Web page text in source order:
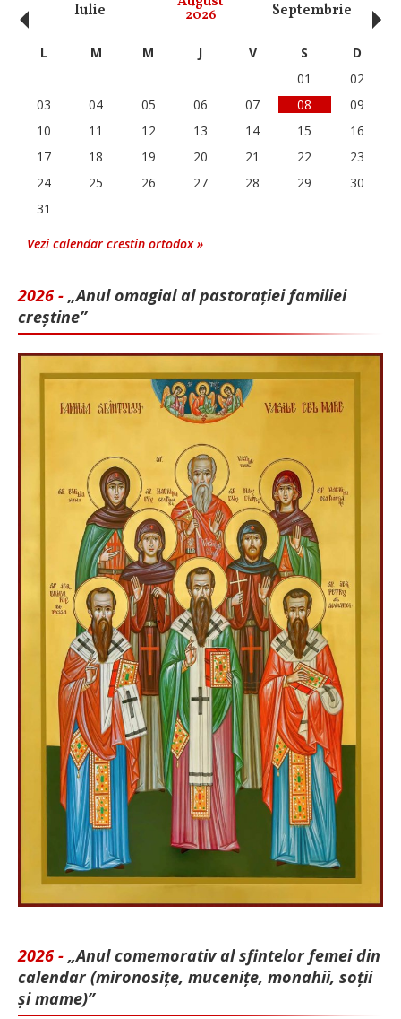
Iulie 2026 Septembrie
‹ L M M J V S
D
01
02
03
04 05 06 07 08
09
10
11 12 13 14 15
16
17
18 19 20 21 22
23
24
25 26 27 28 29
30
31
Vezi calendar crestin ortodox »
2026 - „Anul omagial al pastorației familiei
creștine”
2026 - „Anul comemorativ al sfintelor femei din
calendar (mironosițe, mu­cenițe, monahii, soții
și mame)”